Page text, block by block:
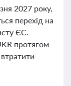
2027 року,
перехід на
ЄС.
протягом